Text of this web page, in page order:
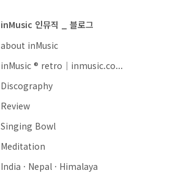
inMusic 인뮤직 _ 블로그
about inMusic
inMusic ® retro｜inmusic.co...
Discography
Review
Singing Bowl
Meditation
India · Nepal · Himalaya